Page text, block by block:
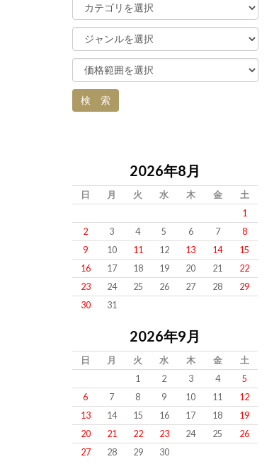
2026年8月
日 月 火 水 木 金
土
1
2
3 4 5 6 7
8
9
10 11 12 13 14
15
16
17 18 19 20 21
22
23
24 25 26 27 28
29
30
31
2026年9月
日 月 火 水 木 金
土
1
2 3 4
5
6
7 8 9 10 11
12
13
14 15 16 17 18
19
20
21 22 23 24 25
26
27
28 29 30